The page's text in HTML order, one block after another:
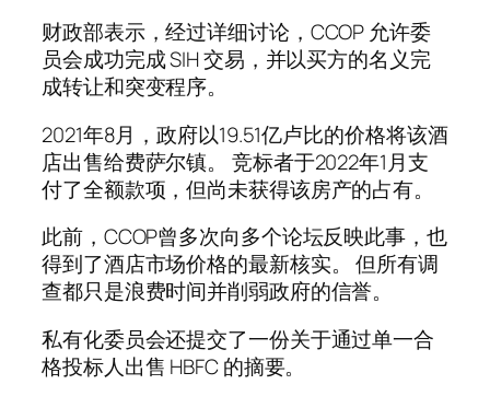
财政部表示，经过详细讨论，CCOP 允许委
员会成功完成 SIH 交易，并以买方的名义完
成转让和突变程序。
2021年8月，政府以19.51亿卢比的价格将该酒
店出售给费萨尔镇。 竞标者于2022年1月支
付了全额款项，但尚未获得该房产的占有。
此前，CCOP曾多次向多个论坛反映此事，也
得到了酒店市场价格的最新核实。 但所有调
查都只是浪费时间并削弱政府的信誉。
私有化委员会还提交了一份关于通过单一合
格投标人出售 HBFC 的摘要。